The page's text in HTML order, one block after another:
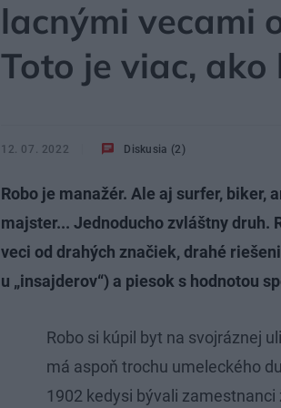
lacnými vecami
Toto je viac,
12. 07. 2022 Diskusia (2)
Robo je manažér. Ale aj surfer,
majster... Jednoducho zvláštny druh.
veci od drahých značiek, drahé
u „insajderov“) a piesok s hodnotou
Robo si kúpil byt na svojráznej
má aspoň trochu umeleckého
1902 kedysi bývali